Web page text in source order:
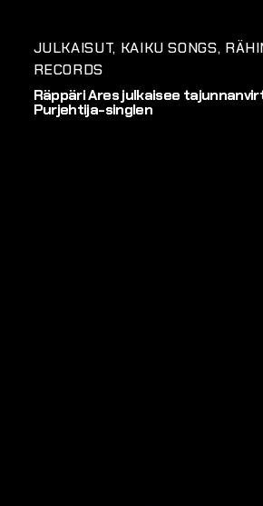
JULKAISUT KAIKU SONGS
RECORDS
Räppäri Ares julkaisee
Purjehtija-singlen